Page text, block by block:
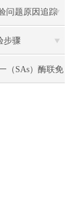
问题原因追踪
步骤
（SAs）酶联免